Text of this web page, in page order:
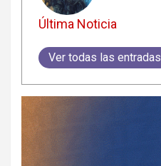
Última Noticia
Ver todas las entradas